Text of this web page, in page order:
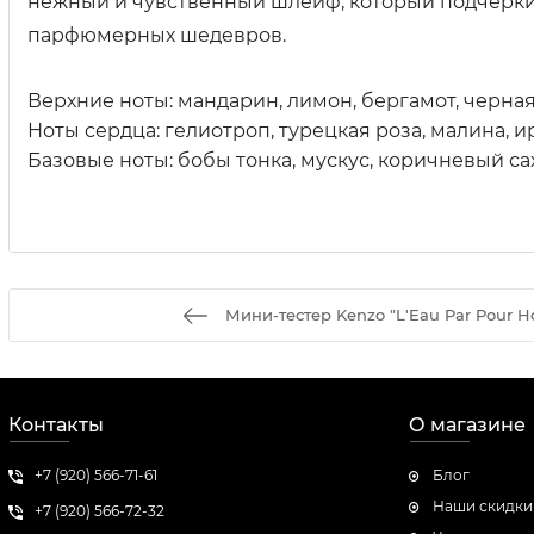
парфюмерных шедевров.
Верхние ноты: мандарин, лимон, бергамот,
Ноты сердца: гелиотроп, турецкая роза, малина,
Базовые ноты: бобы тонка, мускус, коричневый
Мини-тестер Kenzo "L'Eau Par Pour
Контакты
+7 (920) 566-71-61
+7 (920) 566-72-32
О магазине
Блог
Наши скидки